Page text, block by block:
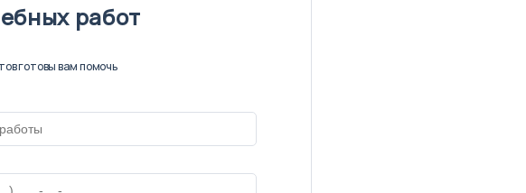
работ
готовы вам помочь